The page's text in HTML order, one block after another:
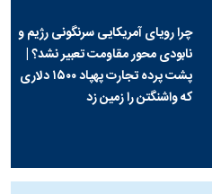
چرا رویای آمریکایی سرنگونی رژیم و
نابودی محور مقاومت تعبیر نشد؟ |
پشت پرده تجارت پهپاد‌ ۱۵۰۰ دلاری
که واشنگتن را زمین زد